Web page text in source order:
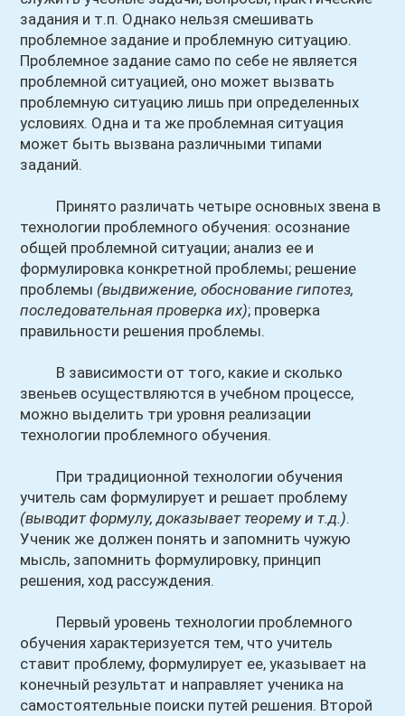
задания и т.п. Однако нельзя смешивать
проблемное задание и проблемную ситуацию.
Проблемное задание само по себе не является
проблемной ситуацией, оно может вызвать
проблемную ситуацию лишь при определенных
условиях. Одна и та же проблемная ситуация
может быть вызвана различными типами
заданий.
Принято различать четыре основных звена в
технологии проблемного обучения: осознание
общей проблемной ситуации; анализ ее и
формулировка конкретной проблемы; решение
проблемы (выдвижение, обоснование гипотез,
последовательная проверка их); проверка
правильности решения проблемы.
В зависимости от того, какие и сколько
звеньев осуществляются в учебном процессе,
можно выделить три уровня реализации
технологии проблемного обучения.
При традиционной технологии обучения
учитель сам формулирует и решает проблему
(выводит формулу, доказывает теорему и т.д.).
Ученик же должен понять и запомнить чужую
мысль, запомнить формулировку, принцип
решения, ход рассуждения.
Первый уровень технологии проблемного
обучения характеризуется тем, что учитель
ставит проблему, формулирует ее, указывает на
конечный результат и направляет ученика на
самостоятельные поиски путей решения. Второй